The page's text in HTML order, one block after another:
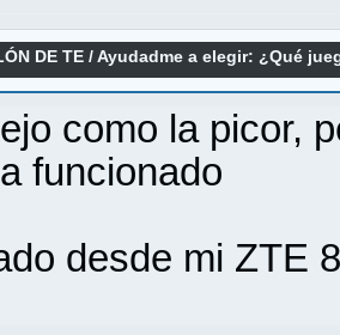
DE TE /Ayudadme a elegir: ¿Qué
como la picor,
funcionado
desde mi ZTE